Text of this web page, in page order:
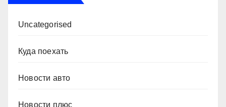
Uncategorised
Куда поехать
Новости авто
Новости плюс